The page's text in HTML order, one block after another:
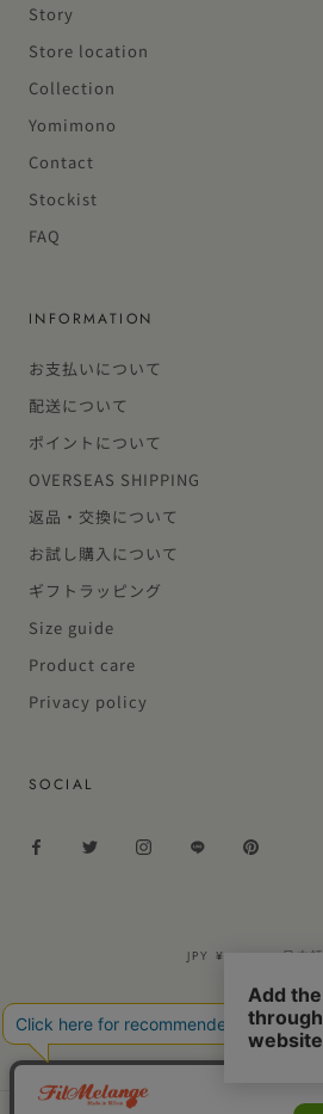
Story
Store location
Collection
Yomimono
Contact
Stockist
FAQ
INFORMATION
お支払いについて
配送について
ポイントについて
OVERSEAS SHIPPING
返品・交換について
お試し購入について
ギフトラッピング
Size guide
Product care
Privacy policy
SOCIAL
通
JPY ¥
言
語
日本語
© FILMELANGE